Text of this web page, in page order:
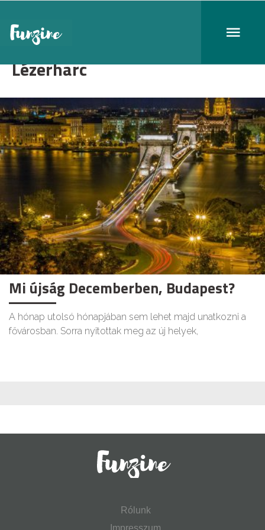
Lézerharc
Mi újság Decemberben, Budapest?
A hónap utolsó hónapjában sem lehet majd unatkozni a
fővárosban. Sorra nyitottak meg az új helyek,
Rólunk
Impresszum